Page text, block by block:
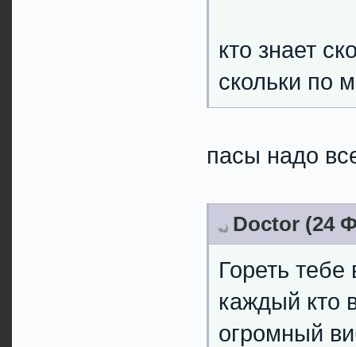
кто знает
скольки по
пасы надо
Doctor (24
Гореть
каждый кто
огромный